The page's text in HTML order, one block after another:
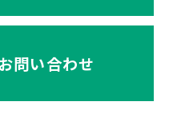
問い合わせ